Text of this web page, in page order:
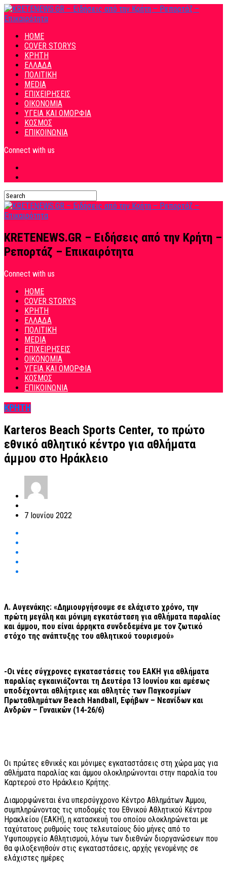
HOME
COVER STORYS
ΚΡΗΤΗ
ΕΛΛΑΔΑ
ΠΟΛΙΤΙΚΗ
MEDIA
ΕΠΙΧΕΙΡΗΣΕΙΣ
ΟΙΚΟΝΟΜΙΑ
ΥΓΕΙΑ ΚΑΙ ΟΜΟΡΦΙΑ
ΚΟΣΜΟΣ
ΕΠΙΚΟΙΝΩΝΙΑ
Connect with us
KRETENEWS.GR – Ειδήσεις από την Κρήτη –
Ρεπορτάζ – Επικαιρότητα
Connect with us
HOME
COVER STORYS
ΚΡΗΤΗ
ΕΛΛΑΔΑ
ΠΟΛΙΤΙΚΗ
MEDIA
ΕΠΙΧΕΙΡΗΣΕΙΣ
ΟΙΚΟΝΟΜΙΑ
ΥΓΕΙΑ ΚΑΙ ΟΜΟΡΦΙΑ
ΚΟΣΜΟΣ
ΕΠΙΚΟΙΝΩΝΙΑ
ΚΡΗΤΗ
Karteros Beach Sports Center, το πρώτο
εθνικό αθλητικό κέντρο για αθλήματα
άμμου στο Ηράκλειο
7 Ιουνίου 2022
Λ. Αυγενάκης: «Δημιουργήσουμε σε ελάχιστο χρόνο, την
πρώτη μεγάλη και μόνιμη εγκατάσταση για αθλήματα παραλίας
και άμμου, που είναι άρρηκτα συνδεδεμένα με τον ζωτικό
στόχο της ανάπτυξης του αθλητικού τουρισμού»
-Οι νέες σύγχρονες εγκαταστάσεις του ΕΑΚΗ για αθλήματα
παραλίας εγκαινιάζονται τη Δευτέρα 13 Ιουνίου και αμέσως
υποδέχονται αθλήτριες και αθλητές των Παγκοσμίων
Πρωταθλημάτων Beach Handball , Εφήβων – Νεανίδων και
Ανδρών – Γυναικών (14-26/6)
Οι πρώτες εθνικές και μόνιμες εγκαταστάσεις στη χώρα μας για
αθλήματα παραλίας και άμμου ολοκληρώνονται στην παραλία του
Καρτερού στο Ηράκλειο Κρήτης.
Διαμορφώνεται ένα υπερσύγχρονο Κέντρο Αθλημάτων Άμμου,
συμπληρώνοντας τις υποδομές του Εθνικού Αθλητικού Κέντρου
Ηρακλείου (ΕΑΚΗ), η κατασκευή του οποίου ολοκληρώνεται με
ταχύτατους ρυθμούς τους τελευταίους δύο μήνες από το
Υφυπουργείο Αθλητισμού, λόγω των διεθνών διοργανώσεων που
θα φιλοξενηθούν στις εγκαταστάσεις, αρχής γενομένης σε
ελάχιστες ημέρες